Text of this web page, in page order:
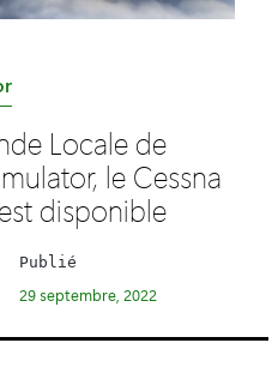
Locale de
le Cessna
disponible
Publié
29 septembre, 2022